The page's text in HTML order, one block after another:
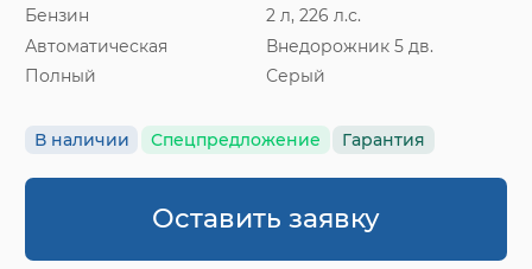
Бензин
2 л, 226 л.с.
Автоматическая
Внедорожник 5 дв.
Полный
Серый
В наличии Спецпредложение Гарантия
Оставить заявку